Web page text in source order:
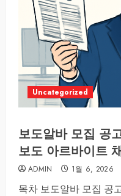
Uncategorized
보도알바 모집 공
보도 아르바이트
ADMIN 1월 6, 2026
목차 보도알바 모집 공